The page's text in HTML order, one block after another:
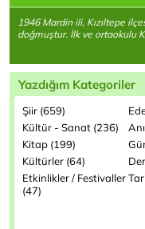
1946 Mardin ili, Kızıltepe
doğmuştur. İlk ve ortaokulu
Yazdığım Kategoriler
Şiir (659)
Kültür - Sanat (236)
Kitap (199)
Kültürler (64)
Etkinlikler / Festivaller
(47)